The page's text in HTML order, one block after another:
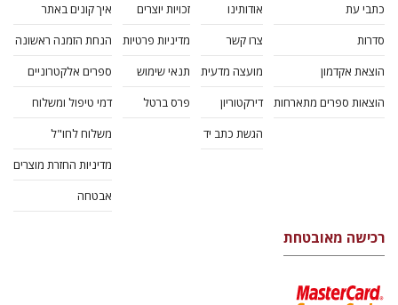
כתבי עת
סדרות
הוצאת אקדמון
הוצאות ספרים מתארחות
אודותינו
צרו קשר
מועצה מדעית
דירקטוריון
הגשת כתב יד
זכויות יוצרים
מדיניות פרטיות
תנאי שימוש
פרס ברטל
איך קונים באתר
הנחת הזמנה ראשונה
ספרים אלקטרוניים
דמי טיפול ומשלוח
משלוח לחו"ל
מדיניות החזרת מוצרים
אבטחה
רכישה מאובטחת